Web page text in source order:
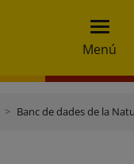
Menú
Banc de dades de la